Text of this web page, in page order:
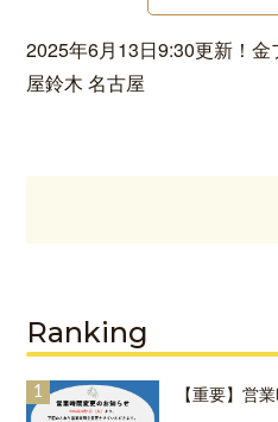
2025年6月13日9:30更新！
屋鈴木 名古屋
Ranking
【重要】営